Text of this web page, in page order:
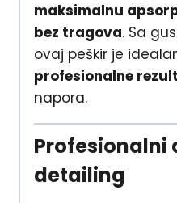
maksimalnu
bez tragova. Sa
ovaj peškir je
profesionalne
napora.
Profesionalni
detailing